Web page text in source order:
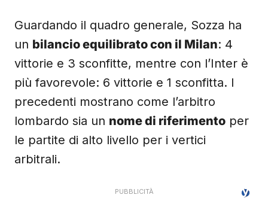
Guardando il quadro generale, Sozza ha
un bilancio equilibrato con il Milan: 4
vittorie e 3 sconfitte, mentre con l’Inter è
più favorevole: 6 vittorie e 1 sconfitta. I
precedenti mostrano come l’arbitro
lombardo sia un nome di riferimento per
le partite di alto livello per i vertici
arbitrali.